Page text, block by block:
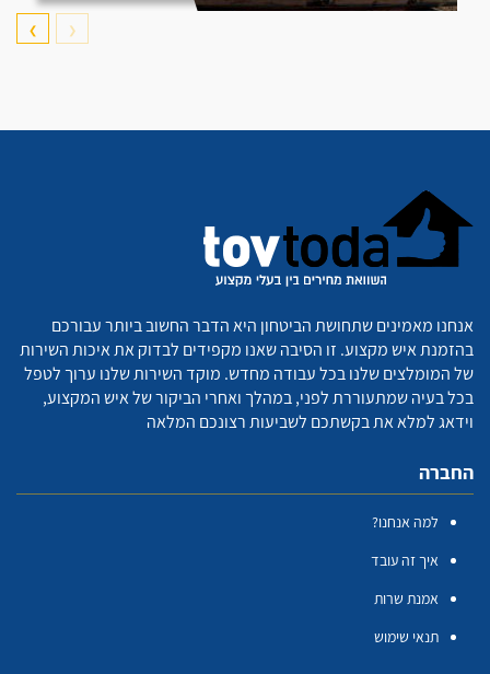
❮
❯
אנחנו מאמינים שתחושת הביטחון היא הדבר החשוב ביותר עבורכם
בהזמנת איש מקצוע. זו הסיבה שאנו מקפידים לבדוק את איכות השירות
של המומלצים שלנו בכל עבודה מחדש. מוקד השירות שלנו ערוך לטפל
בכל בעיה שמתעוררת לפני, במהלך ואחרי הביקור של איש המקצוע,
וידאג למלא את בקשתכם לשביעות רצונכם המלאה
החברה
למה אנחנו?
איך זה עובד
אמנת שרות
תנאי שימוש